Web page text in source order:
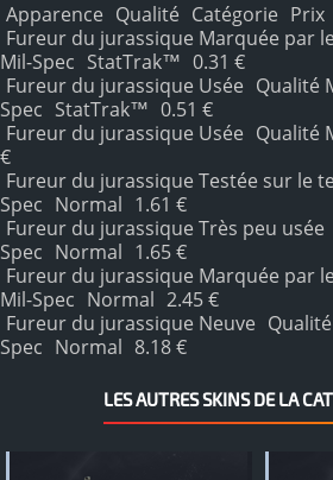
Apparence Qualité Catégorie Prix
Fureur du jurassique Marquée par
Mil-Spec StatTrak™ 0.31 €
Fureur du jurassique Usée Qualité
Spec StatTrak™ 0.51 €
Fureur du jurassique Usée Qualité
€
Fureur du jurassique Testée sur le
Spec Normal 1.61 €
Fureur du jurassique Très peu usée
Spec Normal 1.65 €
Fureur du jurassique Marquée par
Mil-Spec Normal 2.45 €
Fureur du jurassique Neuve
Spec Normal 8.18 €
LES AUTRES SKINS DE LA